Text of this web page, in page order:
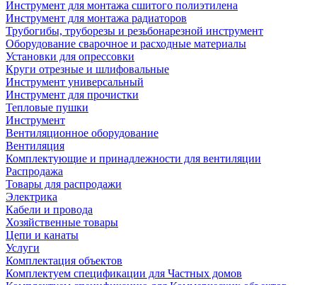
Инструмент для монтажа сшитого полиэтилена
Инструмент для монтажа радиаторов
Трубогибы, труборезы и резьбонарезной инструмент
Оборудование сварочное и расходные материалы
Установки для опрессовки
Круги отрезные и шлифовальные
Инструмент универсальный
Инструмент для прочистки
Тепловые пушки
Инструмент
Вентиляционное оборудование
Вентиляция
Комплектующие и принадлежности для вентиляции
Распродажа
Товары для распродажи
Электрика
Кабели и провода
Хозяйственные товары
Цепи и канаты
Услуги
Комплектация объектов
Комплектуем спецификации для Частных домов